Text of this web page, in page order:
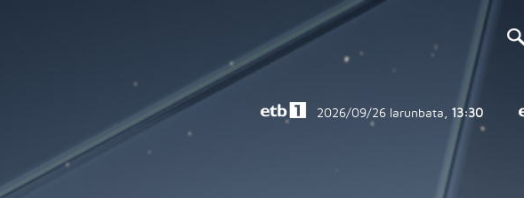
2026/09/26 larunbata, 13:30